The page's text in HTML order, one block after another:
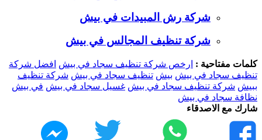
شركة رش المبيدات في بيش
شركة تنظيف المجالس في بيش
كلمات مفتاحية : ارخص شركة تنظيف سجاد في بيش افضل شركة
تنظيف سجاد في بيش بيش تنظيف سجاد في بيش شركة تنظيف
ببيش شركة تنظيف سجاد في بيش غسيل سجاد في بيش في بيش
نظافة سجاد في بيش
شارك مع الاصدقاء